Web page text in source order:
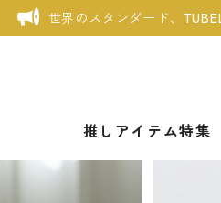
世界のスタンダード、
推しアイテム特集